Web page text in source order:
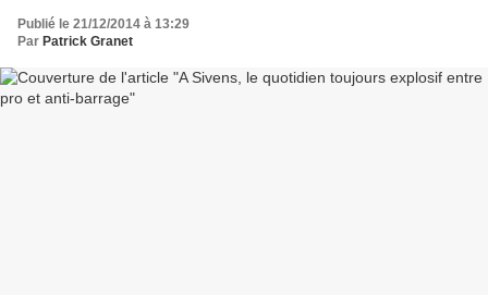
Publié le 21/12/2014 à 13:29
Par Patrick Granet